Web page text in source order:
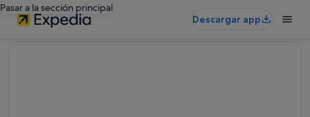
Pasar a la sección principal
Descargar app